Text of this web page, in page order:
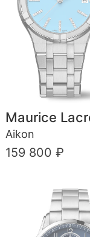
Maurice
Aikon
159 800 ₽